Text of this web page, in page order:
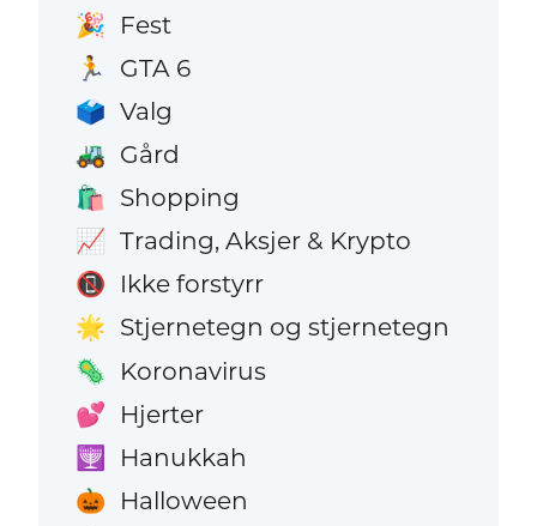
🎉 Fest
🏃 GTA 6
🗳️ Valg
🚜 Gård
🛍️ Shopping
📈 Trading, Aksjer & Krypto
📵 Ikke forstyrr
🌟 Stjernetegn og stjernetegn
🦠 Koronavirus
💕 Hjerter
🕎 Hanukkah
🎃 Halloween